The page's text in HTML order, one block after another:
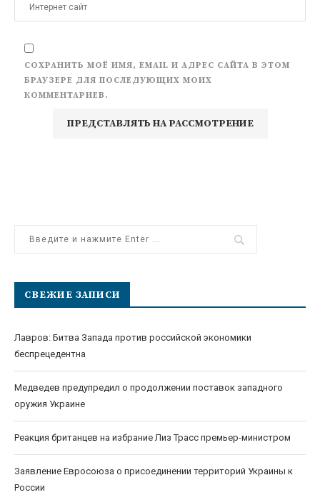
СОХРАНИТЬ МОЁ ИМЯ, EMAIL И АДРЕС САЙТА В ЭТОМ
БРАУЗЕРЕ ДЛЯ ПОСЛЕДУЮЩИХ МОИХ
КОММЕНТАРИЕВ.
СВЕЖИЕ ЗАПИСИ
Лавров: Битва Запада против российской экономики
беспрецедентна
Медведев предупредил о продолжении поставок западного
оружия Украине
Реакция британцев на избрание Лиз Трасс премьер-министром
Заявление Евросоюза о присоединении территорий Украины к
России